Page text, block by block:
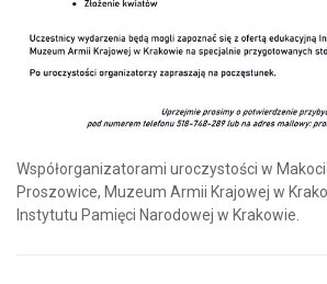
Współorganizatorami uroczystości w
Proszowice, Muzeum Armii Krajowej w
Instytutu Pamięci Narodowej w Krakowie.